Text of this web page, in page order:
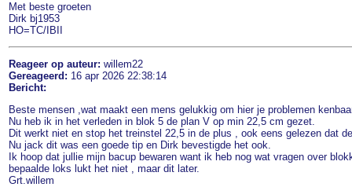
Met beste groeten
Dirk bj1953
HO=TC/IBII
Reageer op auteur: willem22
Gereageerd: 16 apr 2026 22:38:14
Bericht:
Beste mensen ,wat maakt een mens gelukkig om hier je problemen
Nu heb ik in het verleden in blok 5 de plan V op min 22,5 cm gezet.
Dit werkt niet en stop het treinstel 22,5 in de plus , ook eens gelezen dat
Nu jack dit was een goede tip en Dirk bevestigde het ook.
Ik hoop dat jullie mijn bacup bewaren want ik heb nog wat vragen over
bepaalde loks lukt het niet , maar dit later.
Grt.willem